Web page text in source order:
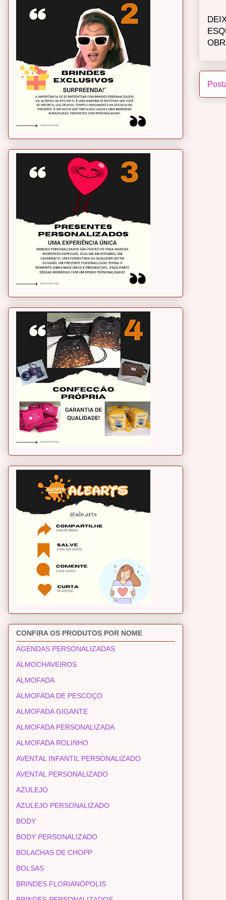
CONFIRA OS PRODUTOS POR NOME
AGENDAS PERSONALIZADAS
ALMOCHAVEIROS
ALMOFADA
ALMOFADA DE PESCOÇO
ALMOFADA GIGANTE
ALMOFADA PERSONALIZADA
ALMOFADA ROLINHO
AVENTAL INFANTIL PERSONALIZADO
AVENTAL PERSONALIZADO
AZULEJO
AZULEJO PERSONALIZADO
BODY
BODY PERSONALIZADO
BOLACHAS DE CHOPP
BOLSAS
BRINDES FLORIANÓPOLIS